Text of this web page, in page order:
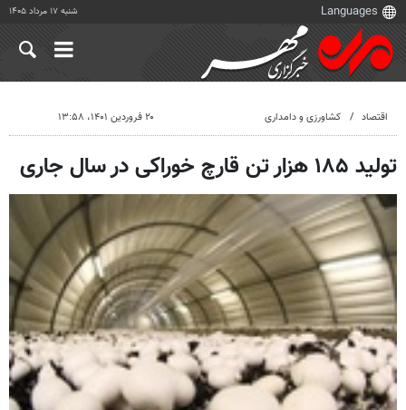
شنبه ۱۷ مرداد ۱۴۰۵
اقتصاد کشاورزی و دامداری ۲۰ فروردین ۱۴۰۱، ۱۳:۵۸
تولید ۱۸۵ هزار تن قارچ خوراکی در سال جاری